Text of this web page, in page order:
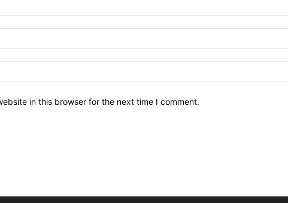
in this browser for the next time I comment.